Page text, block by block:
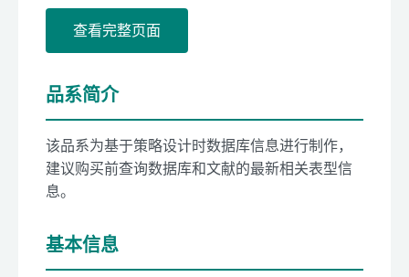
查看完整页面
品系简介
该品系为基于策略设计时数据库信息进行制作，
建议购买前查询数据库和文献的最新相关表型信
息。
基本信息